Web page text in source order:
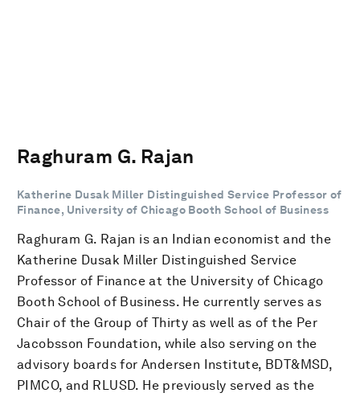
Raghuram G. Rajan
Katherine Dusak Miller Distinguished Service Professor of
Finance, University of Chicago Booth School of Business
Raghuram G. Rajan is an Indian economist and the
Katherine Dusak Miller Distinguished Service
Professor of Finance at the University of Chicago
Booth School of Business. He currently serves as
Chair of the Group of Thirty as well as of the Per
Jacobsson Foundation, while also serving on the
advisory boards for Andersen Institute, BDT&MSD,
PIMCO, and RLUSD. He previously served as the